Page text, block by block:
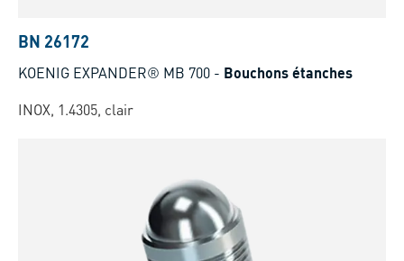
BN 26172
KOENIG EXPANDER® MB 700 - Bouchons étanches
INOX, 1.4305, clair